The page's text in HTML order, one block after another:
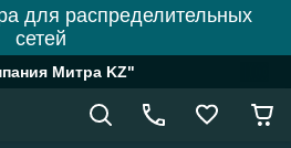
для распределительных
сетей
Митра KZ"